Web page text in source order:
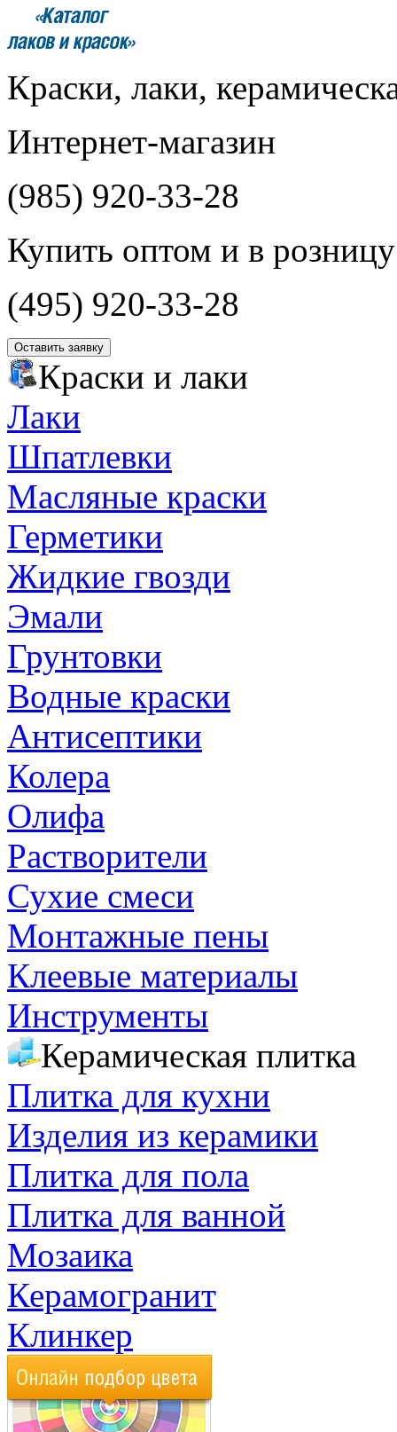
Краски, лаки,
Интернет-магазин
(985) 920-33-28
Купить оптом и в розницу
(495) 920-33-28
Оставить заявку
Краски и лаки
Лаки
Шпатлевки
Масляные краски
Герметики
Жидкие гвозди
Эмали
Грунтовки
Водные краски
Антисептики
Колера
Олифа
Растворители
Сухие смеси
Монтажные пены
Клеевые материалы
Инструменты
Керамическая плитка
Плитка для кухни
Изделия из керамики
Плитка для пола
Плитка для ванной
Мозаика
Керамогранит
Клинкер